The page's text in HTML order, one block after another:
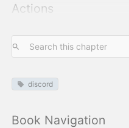
Actions
discord
Book Navigation